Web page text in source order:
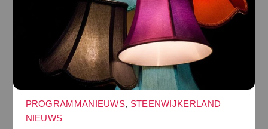
PROGRAMMANIEUWS, STEENWIJKERLAND
NIEUWS